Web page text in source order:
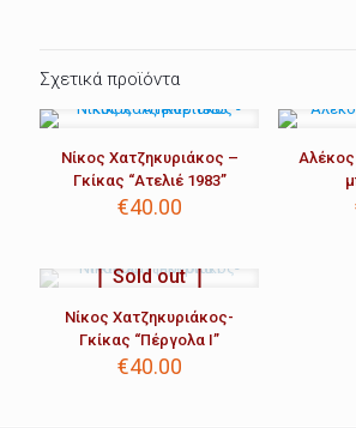
Σχετικά προϊόντα
Νίκος Χατζηκυριάκος –
Γκίκας “Ατελιέ 1983”
€40.00
Αλέκος
Sold out
Νίκος Χατζηκυριάκος-
Γκίκας “Πέργολα Ι”
€40.00